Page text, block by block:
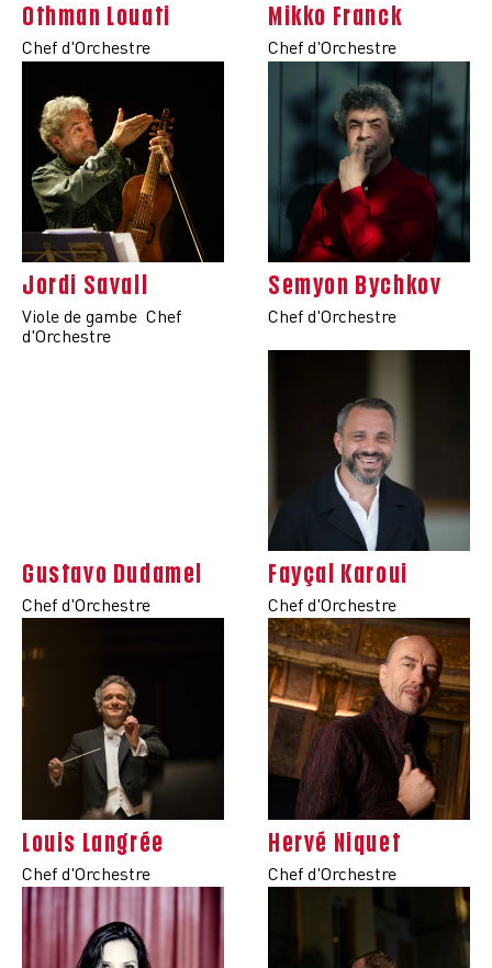
Othman Louati
Chef d'Orchestre
Mikko Franck
Chef d'Orchestre
Jordi Savall
Viole de gambe Chef
d'Orchestre
Semyon Bychkov
Chef d'Orchestre
Gustavo Dudamel
Chef d'Orchestre
Fayçal Karoui
Chef d'Orchestre
Louis Langrée
Chef d'Orchestre
Hervé Niquet
Chef d'Orchestre